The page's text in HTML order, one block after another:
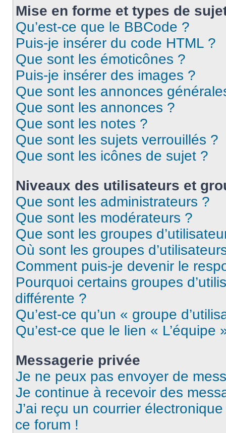
Mise en forme et types de
Qu’est-ce que le BBCode ?
Puis-je insérer du code HTML ?
Que sont les émoticônes ?
Puis-je insérer des images ?
Que sont les annonces
Que sont les annonces ?
Que sont les notes ?
Que sont les sujets verrouillés ?
Que sont les icônes de sujet ?
Niveaux des utilisateurs et
Que sont les administrateurs ?
Que sont les modérateurs ?
Que sont les groupes
Où sont les groupes
Comment puis-je devenir le
Pourquoi certains groupes
différente ?
Qu’est-ce qu’un « groupe
Qu’est-ce que le lien « L’équipe
Messagerie privée
Je ne peux pas envoyer de
Je continue à recevoir des
J’ai reçu un courrier
ce forum !